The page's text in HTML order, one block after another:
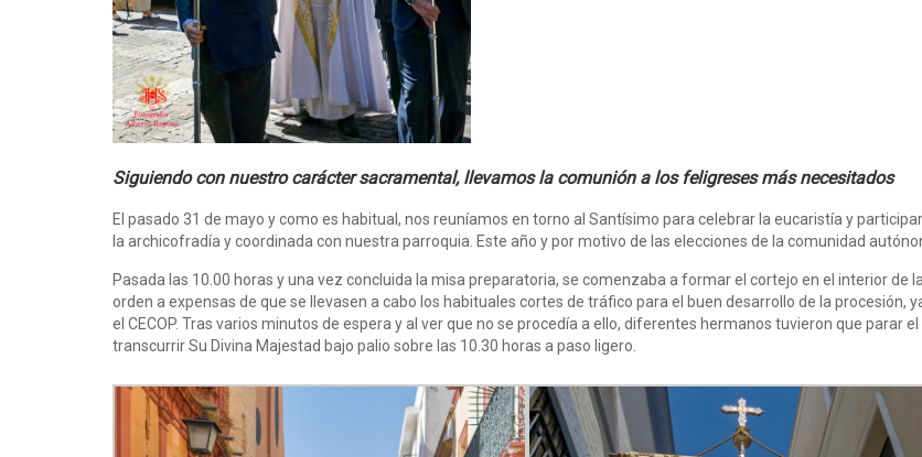
Siguiendo con nuestro carácter sacramental, llevamos la comunión a los feligreses más necesitados
El pasado 31 de mayo y como es habitual, nos reuníamos en torno al Santísimo para celebrar la eucaristía y
la archicofradía y coordinada con nuestra parroquia. Este año y por motivo de las elecciones de la comunidad
Pasada las 10.00 horas y una vez concluida la misa preparatoria, se comenzaba a formar el cortejo en el interior de
orden a expensas de que se llevasen a cabo los habituales cortes de tráfico para el buen desarrollo de la procesión,
el CECOP. Tras varios minutos de espera y al ver que no se procedía a ello, diferentes hermanos tuvieron que
transcurrir Su Divina Majestad bajo palio sobre las 10.30 horas a paso ligero.